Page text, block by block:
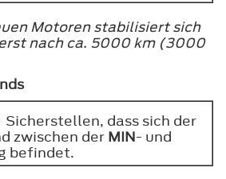
Motoren stabilisiert sich
nach ca. 5000 km (3000
Sicherstellen, dass sich der
zwischen der MIN- und
befindet.